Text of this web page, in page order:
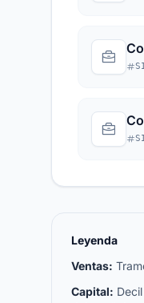
Leyenda
Ventas:
Capital: